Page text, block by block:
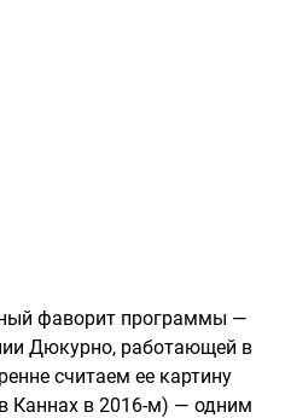
фаворит программы —
Дюкурно, работающей в
считаем ее картину
Каннах в 2016-м) — одним